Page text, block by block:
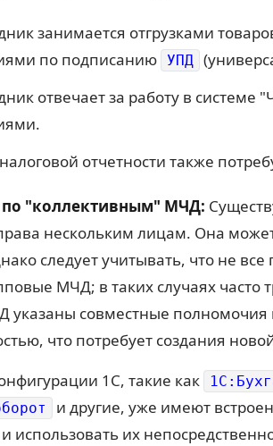
занимается отгрузками
по подписанию
УПД
отвечает за работу в
отчетности также
"коллективным" МЧД:
нескольким лицам. Она
следует учитывать, что не
МЧД; в таких случаях часто
указаны совместные полномочия
что потребует создания
1С, такие как
и другие, уже имеют
и использовать их